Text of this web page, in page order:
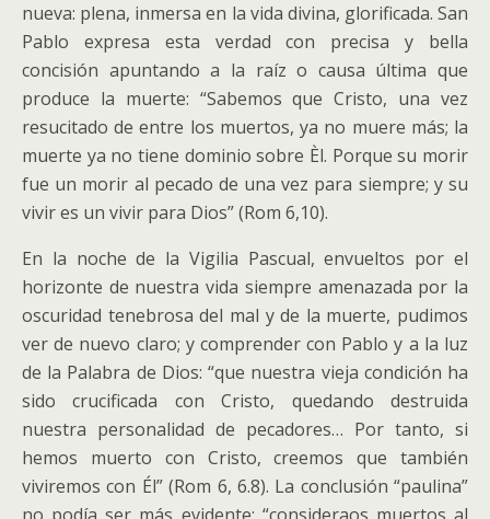
nueva: plena, inmersa en la vida divina, glorificada. San
Pablo expresa esta verdad con precisa y bella
concisión apuntando a la raíz o causa última que
produce la muerte: “Sabemos que Cristo, una vez
resucitado de entre los muertos, ya no muere más; la
muerte ya no tiene dominio sobre Èl. Porque su morir
fue un morir al pecado de una vez para siempre; y su
vivir es un vivir para Dios” (Rom 6,10).
En la noche de la Vigilia Pascual, envueltos por el
horizonte de nuestra vida siempre amenazada por la
oscuridad tenebrosa del mal y de la muerte, pudimos
ver de nuevo claro; y comprender con Pablo y a la luz
de la Palabra de Dios: “que nuestra vieja condición ha
sido crucificada con Cristo, quedando destruida
nuestra personalidad de pecadores… Por tanto, si
hemos muerto con Cristo, creemos que también
viviremos con Él” (Rom 6, 6.8). La conclusión “paulina”